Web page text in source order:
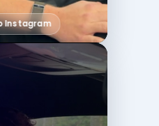
Instagram